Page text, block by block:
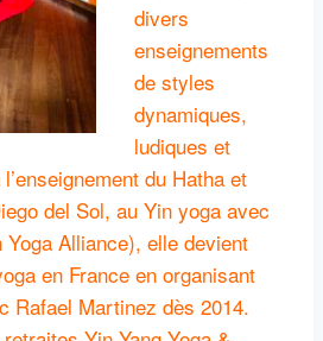
divers
enseignements
de styles
dynamiques,
ludiques et
du Hatha et
del Sol, au Yin yoga avec
Alliance), elle devient
en France en organisant
Rafael Martinez dès 2014.